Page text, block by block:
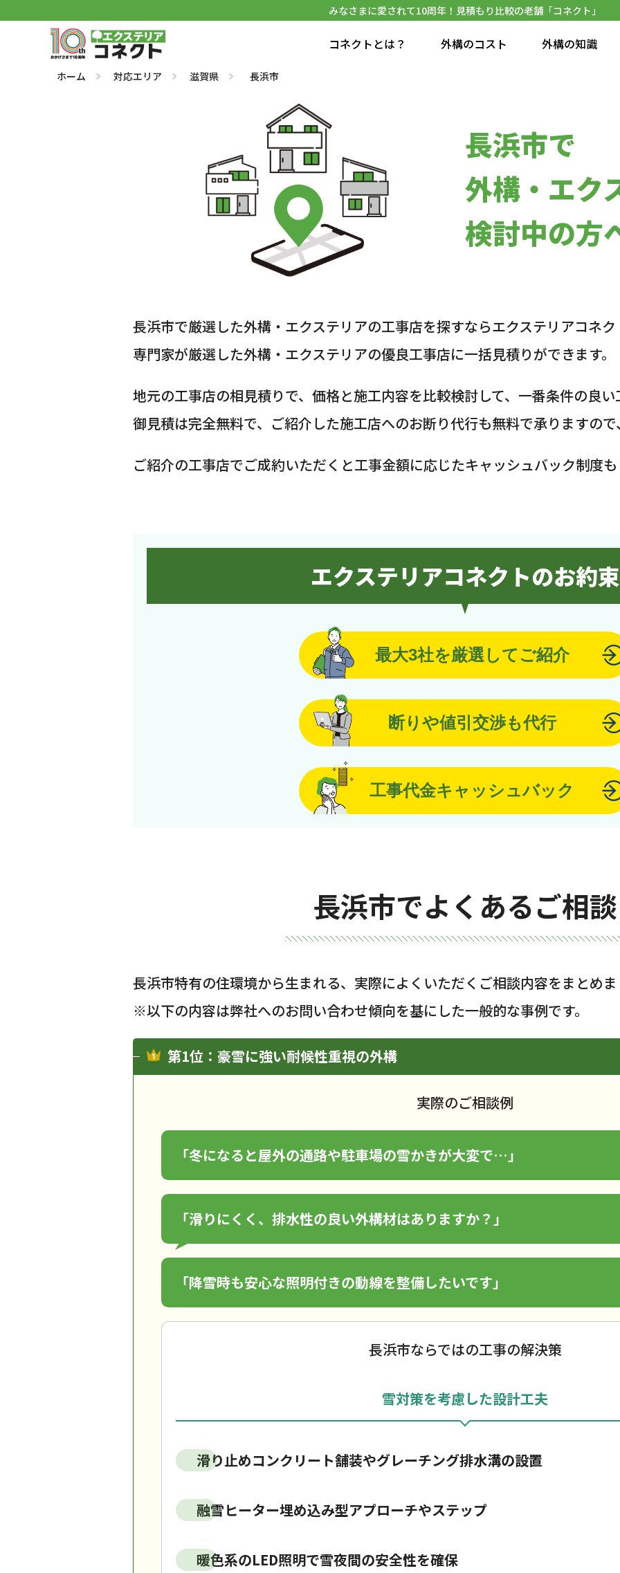
みなさまに愛されて10周年！見積もり比較の老舗「コネクト」
コネクトとは？ 外構のコスト 外構の知識
ホーム 対応エリア 滋賀県 長浜市
長浜市で
外構・エク
検討中の方
長浜市で厳選した外構・エクステリアの工事店を探すならエクステリアコネ
専門家が厳選した外構・エクステリアの優良工事店に一括見積りができます。
地元の工事店の相見積りで、価格と施工内容を比較検討して、一番条件の良
御見積は完全無料で、ご紹介した施工店へのお断り代行も無料で承りますの
ご紹介の工事店でご成約いただくと工事金額に応じたキャッシュバック制度
エクステリアコネクトのお約束
最大3社を厳選してご紹介
断りや値引交渉も代行
工事代金キャッシュバック
長浜市でよくあるご相談
長浜市特有の住環境から生まれる、実際によくいただくご相談内容をまとめ
※以下の内容は弊社へのお問い合わせ傾向を基にした一般的な事例です。
第1位：豪雪に強い耐候性重視の外構
実際のご相談例
「冬になると屋外の通路や駐車場の雪かきが大変で…」
「滑りにくく、排水性の良い外構材はありますか？」
「降雪時も安心な照明付きの動線を整備したいです」
長浜市ならではの工事の解決策
雪対策を考慮した設計工夫
滑り止めコンクリート舗装やグレーチング排水溝の設置
融雪ヒーター埋め込み型アプローチやステップ
暖色系のLED照明で雪夜間の安全性を確保